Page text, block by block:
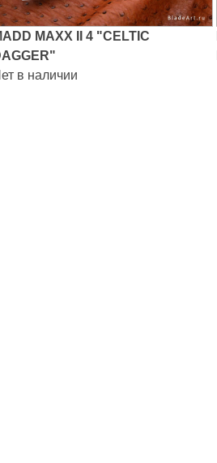
MAXX II 4 "CELTIC
в наличии